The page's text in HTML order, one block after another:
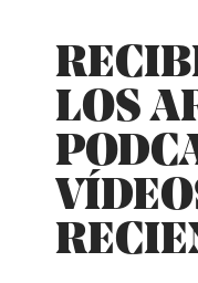
LOS